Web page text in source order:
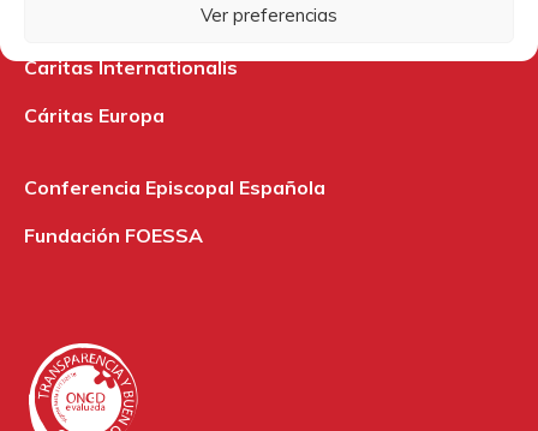
Ver preferencias
Caritas Internationalis
Cáritas Europa
Conferencia Episcopal Española
Fundación FOESSA